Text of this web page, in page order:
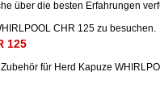
über die besten Erfahrungen
CHR 125 zu besuchen.
125
für Herd Kapuze